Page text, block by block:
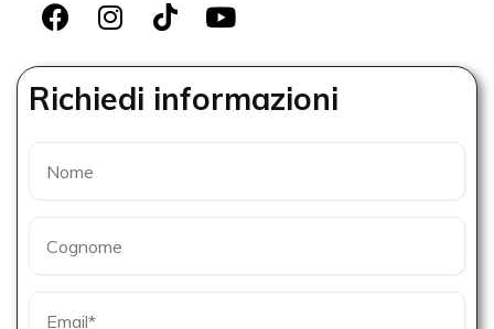
Richiedi informazioni